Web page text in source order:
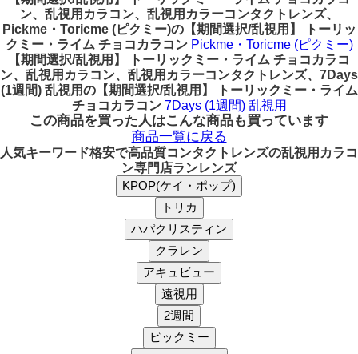
ン、乱視用カラコン、乱視用カラーコンタクトレンズ、
Pickme・Toricme (ピクミー)の【期間選択/乱視用】 トーリッ
クミー・ライム チョコカラコン Pickme・Toricme (ピクミー)
【期間選択/乱視用】 トーリックミー・ライム チョコカラコ
ン、乱視用カラコン、乱視用カラーコンタクトレンズ、7Days
(1週間) 乱視用の【期間選択/乱視用】 トーリックミー・ライム
チョコカラコン 7Days (1週間) 乱視用
この商品を買った人はこんな商品も買っています
商品一覧に戻る
人気キーワード格安で高品質コンタクトレンズの乱視用カラコ
ン専門店ランレンズ